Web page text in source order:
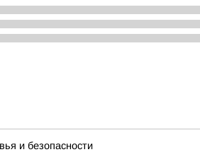
и безопасности